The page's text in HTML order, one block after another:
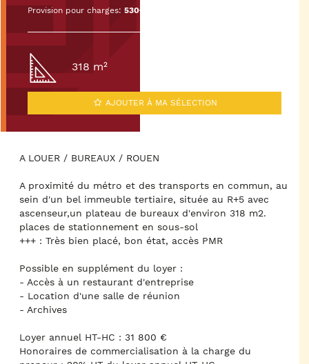
Provision pour charges:530€ HT/mois
318 m²
AJOUTER À MA SÉLECTION
A LOUER / BUREAUX / ROUEN
A proximité du métro et des transports en commun, au
sein d'un bel immeuble tertiaire, située au R+5 avec
ascenseur,un plateau de bureaux d'environ 318 m2.
places de stationnement en sous-sol
+++ : Très bien placé, bon état, accès PMR
Possible en supplément du loyer :
- Accès à un restaurant d'entreprise
- Location d'une salle de réunion
- Archives
Loyer annuel HT-HC : 31 800 €
Honoraires de commercialisation à la charge du